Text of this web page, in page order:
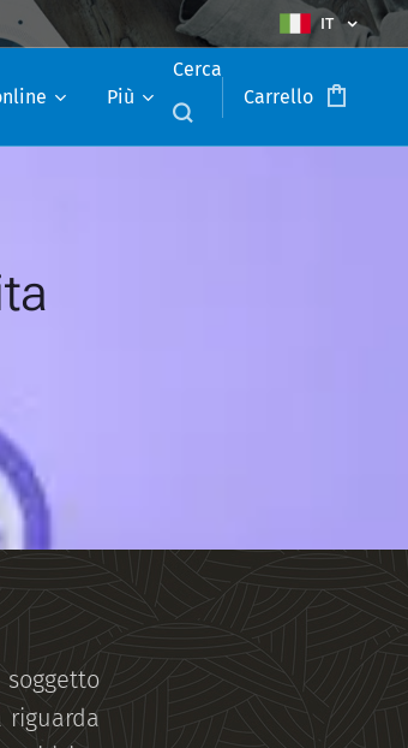
IT
Più
Cerca
Carrello
riguarda